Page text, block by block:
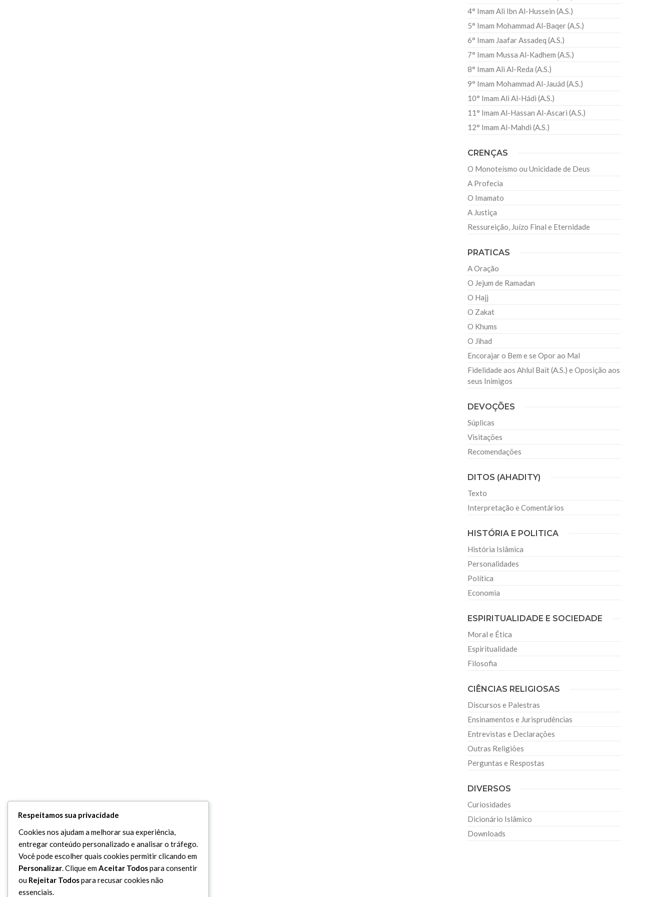
4° Imam Ali Ibn Al-Hussein (A.S.)
5° Imam Mohammad Al-Baqer (A.S.)
6° Imam Jaafar Assadeq (A.S.)
7° Imam Mussa Al-Kadhem (A.S.)
8° Imam Ali Al-Reda (A.S.)
9° Imam Mohammad Al-Jauád (A.S.)
10° Imam Ali Al-Hádi (A.S.)
11° Imam Al-Hassan Al-Ascari (A.S.)
12° Imam Al-Mahdi (A.S.)
CRENÇAS
O Monoteísmo ou Unicidade de Deus
A Profecia
O Imamato
A Justiça
Ressureição, Juízo Final e Eternidade
PRATICAS
A Oração
O Jejum de Ramadan
O Hajj
O Zakat
O Khums
O Jihad
Encorajar o Bem e se Opor ao Mal
Fidelidade aos Ahlul Bait (A.S.) e Oposição aos
seus Inimigos
DEVOÇÕES
Súplicas
Visitações
Recomendações
DITOS (AHADITY)
Texto
Interpretação e Comentários
HISTÓRIA E POLITICA
História Islâmica
Personalidades
Política
Economia
ESPIRITUALIDADE E SOCIEDADE
Moral e Ética
Espiritualidade
Filosofia
CIÊNCIAS RELIGIOSAS
Discursos e Palestras
Ensinamentos e Jurisprudências
Entrevistas e Declarações
Outras Religiões
Perguntas e Respostas
DIVERSOS
Curiosidades
Dicionário Islâmico
Downloads
Respeitamos sua privacidade
Cookies nos ajudam a melhorar sua experiência,
entregar conteúdo personalizado e analisar o tráfego.
Você pode escolher quais cookies permitir clicando em
Personalizar. Clique emAceitar Todospara consentir
ou Rejeitar Todospara recusar cookies não
essenciais.